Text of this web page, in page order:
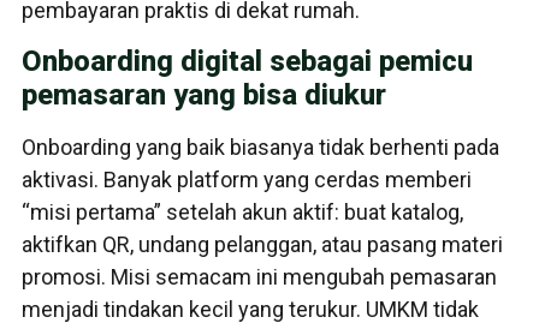
pembayaran praktis di dekat rumah.
Onboarding digital sebagai pemicu
pemasaran yang bisa diukur
Onboarding yang baik biasanya tidak berhenti pada
aktivasi. Banyak platform yang cerdas memberi
“misi pertama” setelah akun aktif: buat katalog,
aktifkan QR, undang pelanggan, atau pasang materi
promosi. Misi semacam ini mengubah pemasaran
menjadi tindakan kecil yang terukur. UMKM tidak